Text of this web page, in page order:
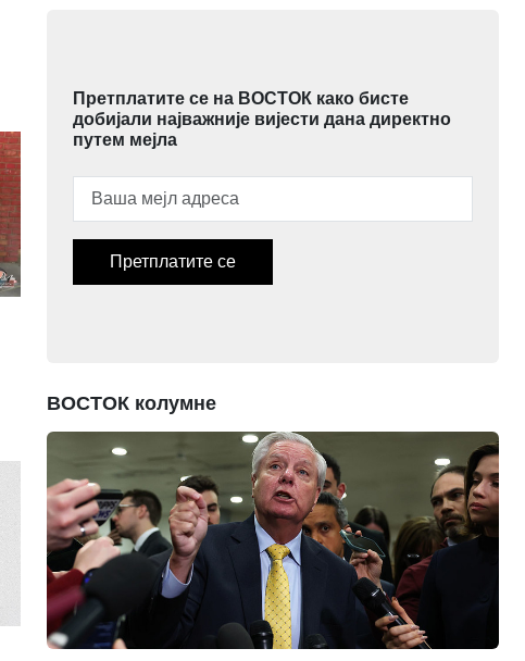
Претплатите се на ВОСТОК како бисте
добијали најважније вијести дана директно
путем мејла
Претплатите се
ВОСТОК колумне